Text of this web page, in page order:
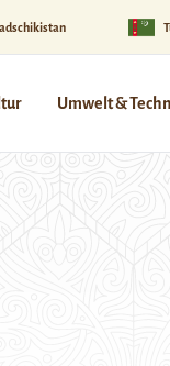
Umwelt &